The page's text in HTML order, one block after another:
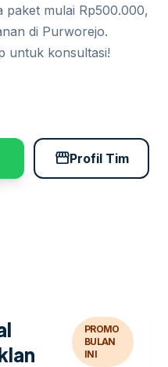
paket mulai Rp500.000,
di Purworejo.
untuk konsultasi!
storefrontProfil Tim
PROMO
BULAN
INI